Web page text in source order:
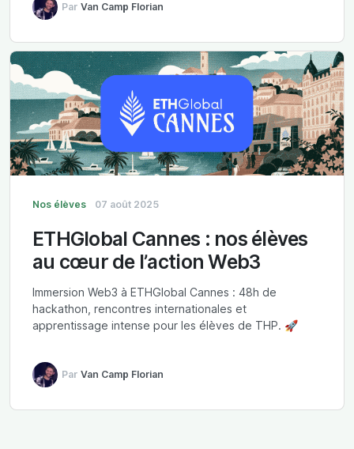
Par Van Camp Florian
Nos élèves 07 août 2025
ETHGlobal Cannes : nos élèves
au cœur de l’action Web3
Immersion Web3 à ETHGlobal Cannes : 48h de
hackathon, rencontres internationales et
apprentissage intense pour les élèves de THP. 🚀
Par Van Camp Florian